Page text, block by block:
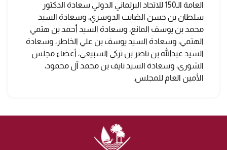
العامة الـ150 للاتحاد البرلماني الدولي سعادة الدكتور
سلطان بن حسن الضابت الدوسري، وسعادة السيد
محمد بن يوسف المانع، وسعادة السيد أحمد بن هتمي
الهتمي، وسعادة السيد يوسف بن علي الخاطر، وسعادة
السيد عبدالله بن ناصر بن تركي السبيعي، أعضاء مجلس
الشورى، وسعادة السيد نايف بن محمد آل محمود،
الأمين العام للمجلس.